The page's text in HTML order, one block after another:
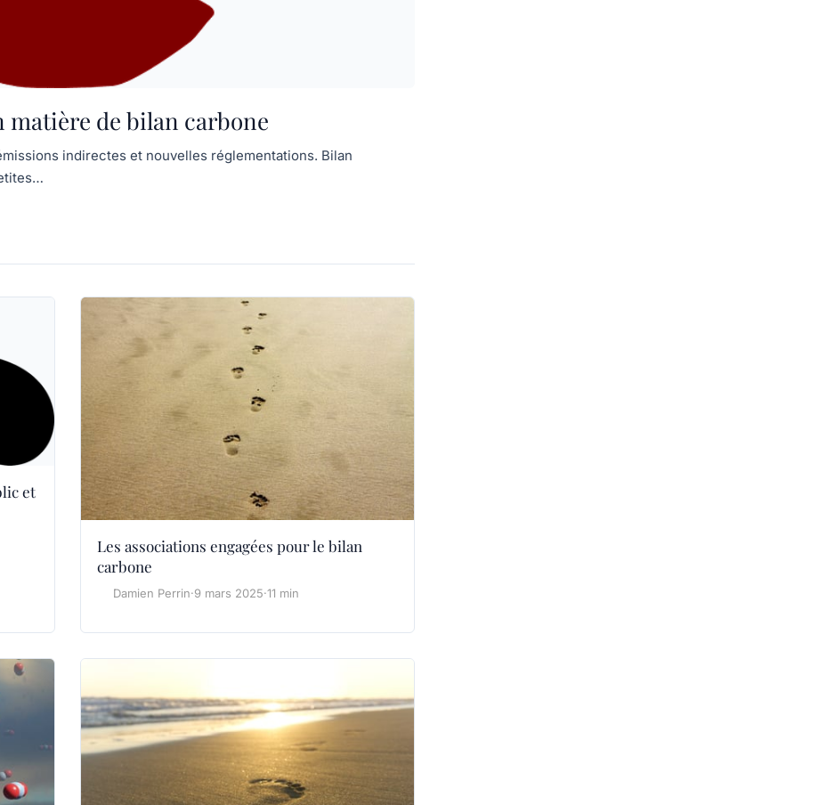
matière de bilan carbone
indirectes et nouvelles réglementations. Bilan
et
Les associations engagées pour le bilan
carbone
Damien Perrin·9 mars 2025·11 min